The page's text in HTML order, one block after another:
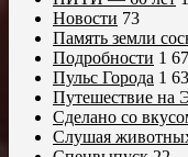
Новости 73
Память земли
Подробности 1
Пульс Города 1
Путешествие на
Сделано со
Слушая